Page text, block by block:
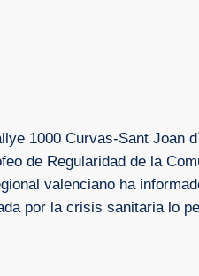
1000 Curvas-Sant Joan
de Regularidad de la
valenciano ha
por la crisis sanitaria lo